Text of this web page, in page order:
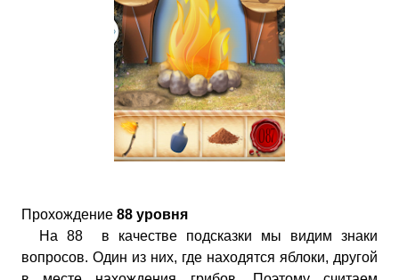
Прохождение 88 уровня
На 88 в качестве подсказки мы видим знаки
вопросов. Один из них, где находятся яблоки, другой